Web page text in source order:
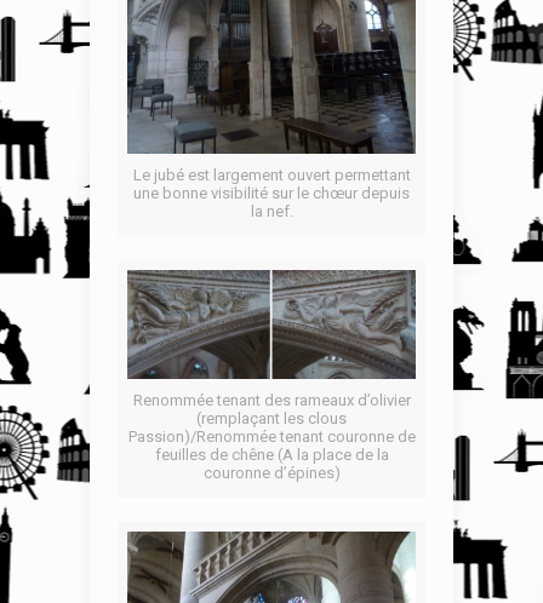
Le jubé est largement ouvert permettant
une bonne visibilité sur le chœur depuis
la nef.
Renommée tenant des rameaux d’olivier
(remplaçant les clous
Passion)/Renommée tenant couronne de
feuilles de chêne (A la place de la
couronne d’épines)